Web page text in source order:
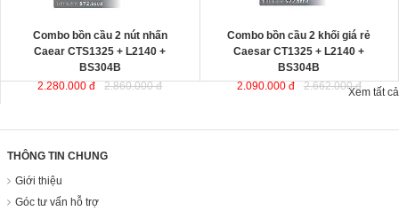
Combo bồn cầu 2 nút nhấn
Caear CTS1325 + L2140 +
BS304B
2.280.000 đ
2.860.000 đ
Combo bồn cầu 2 khối giá rẻ
Caesar CT1325 + L2140 +
BS304B
2.090.000 đ
2.662.000 đXem tất cả
THÔNG TIN CHUNG
Giới thiệu
Góc tư vấn hỗ trợ